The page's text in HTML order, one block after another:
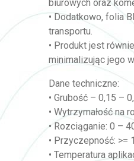
biurowych oraz
• Dodatkowo, folia
transportu.
• Produkt jest
minimalizując jego
Dane techniczne:
• Grubość – 0,15 –
• Wytrzymałość na
• Rozciąganie: 0 –
• Przyczepność: >=
• Temperatura